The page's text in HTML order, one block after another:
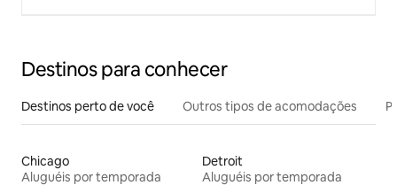
Destinos para conhecer
Destinos perto de você Outros tipos de acomodações
Chicago
Aluguéis por temporada
Detroit
Aluguéis por temporada